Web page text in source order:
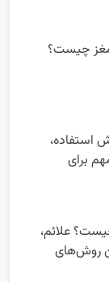
چیست؟
استفاده،
برای
علائم،
روش‌های